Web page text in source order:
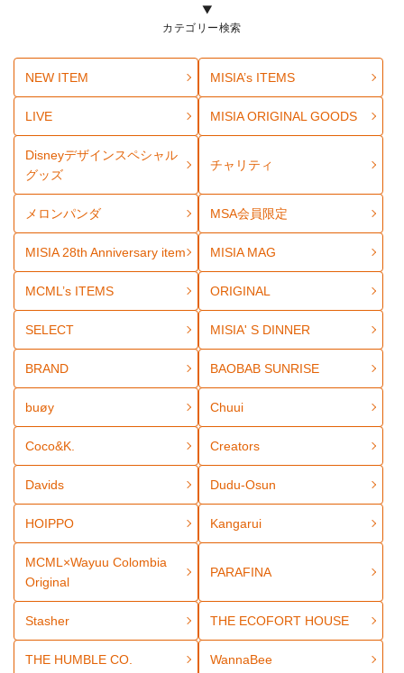
カテゴリー検索
NEW ITEM MISIA’s ITEMS
LIVE MISIA ORIGINAL GOODS
Disneyデザインスペシャル
グッズ
チャリティ
メロンパンダ MSA会員限定
MISIA 28th Anniversary item MISIA MAG
MCML’s ITEMS ORIGINAL
SELECT MISIA' S DINNER
BRAND BAOBAB SUNRISE
buøy Chuui
Coco&K. Creators
Davids Dudu-Osun
HOIPPO Kangarui
MCML×Wayuu Colombia
Original
PARAFINA
Stasher THE ECOFORT HOUSE
THE HUMBLE CO. WannaBee